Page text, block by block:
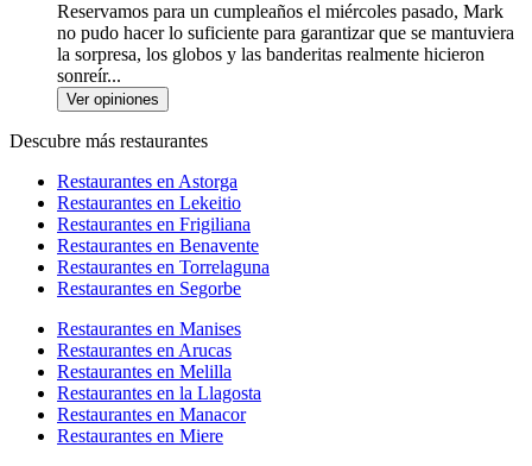
Reservamos para un cumpleaños el miércoles pasado, Mark
no pudo hacer lo suficiente para garantizar que se mantuviera
la sorpresa, los globos y las banderitas realmente hicieron
sonreír...
Ver opiniones
Descubre más restaurantes
Restaurantes en Astorga
Restaurantes en Lekeitio
Restaurantes en Frigiliana
Restaurantes en Benavente
Restaurantes en Torrelaguna
Restaurantes en Segorbe
Restaurantes en Manises
Restaurantes en Arucas
Restaurantes en Melilla
Restaurantes en la Llagosta
Restaurantes en Manacor
Restaurantes en Miere